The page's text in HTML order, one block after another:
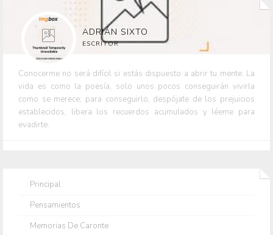
ADRIÁN SIXTO
ESCRITOR
Conocerme no será difícil si estás dispuesto a abrir tu mente. La
vida es como la poesía, solo unos pocos conseguirán vivirla
como se merece; para conseguirlo, despójate de los prejuicios
establecidos, libera los recuerdos acumulados y léeme para
evadirte.
Principal
Pensamientos
Memorias De Caronte